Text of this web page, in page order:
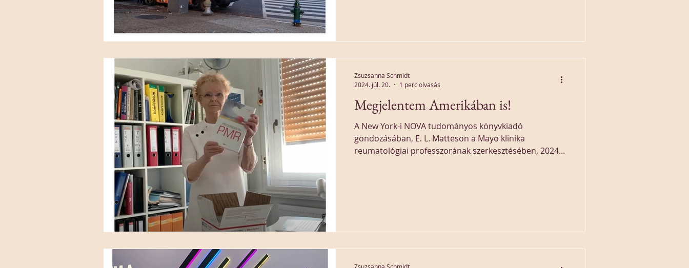
Megjelentem Amerikában is!
A New York-i NOVA tudományos könyvkiadó
gondozásában, E. L. Matteson a Mayo klinika
reumatológiai professzorának szerkesztésében, 2024...
Zsuzsanna Schmidt
2024. júl. 20.
1 perc olvasás
Zsuzsanna Schmidt